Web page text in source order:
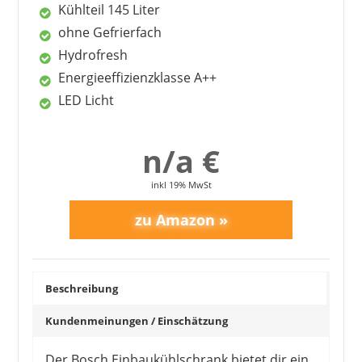
SIEMENS
478,00 €*
Kühlteil 145 Liter
ohne Gefrierfach
Hydrofresh
Energieeffizienzklasse A++
LED Licht
n/a €
inkl 19% MwSt
Beschreibung
Kundenmeinungen / Einschätzung